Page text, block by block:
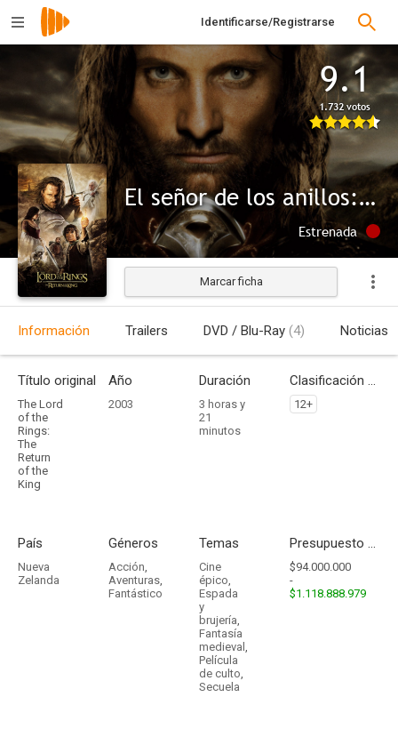
Identificarse/Registrarse
9.1
1.732 votos
El señor de los anillos: El retorno del rey
Estrenada
Marcar ficha
Información Trailers DVD / Blu-Ray (4) Noticias
Título original
The Lord
of the
Rings:
The
Return
of the
King
Año
2003
Duración
3 horas y
21
minutos
Clasificación por edades
12+
País
Nueva
Zelanda
Géneros
Acción,
Aventuras,
Fantástico
Temas
Cine
épico,
Espada
y
brujería,
Fantasía
medieval ,
Película
de culto,
Secuela
Presupuesto - Ingresos
$94.000.000
-
$1.118.888.979